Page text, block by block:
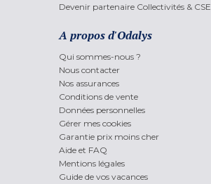
Devenir partenaire Collectivités & CSE
A propos d'Odalys
Qui sommes-nous ?
Nous contacter
Nos assurances
Conditions de vente
Données personnelles
Gérer mes cookies
Garantie prix moins cher
Aide et FAQ
Mentions légales
Guide de vos vacances